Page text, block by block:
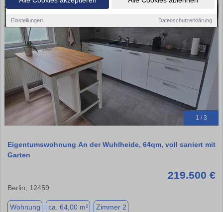
Einstellungen Datenschutzerklärung
1 / 3
Eigentumswohnung An der Wuhlheide, 64qm, voll saniert mit
Garten
219.500 €
Berlin, 12459
Wohnung ca. 64,00 m² Zimmer 2